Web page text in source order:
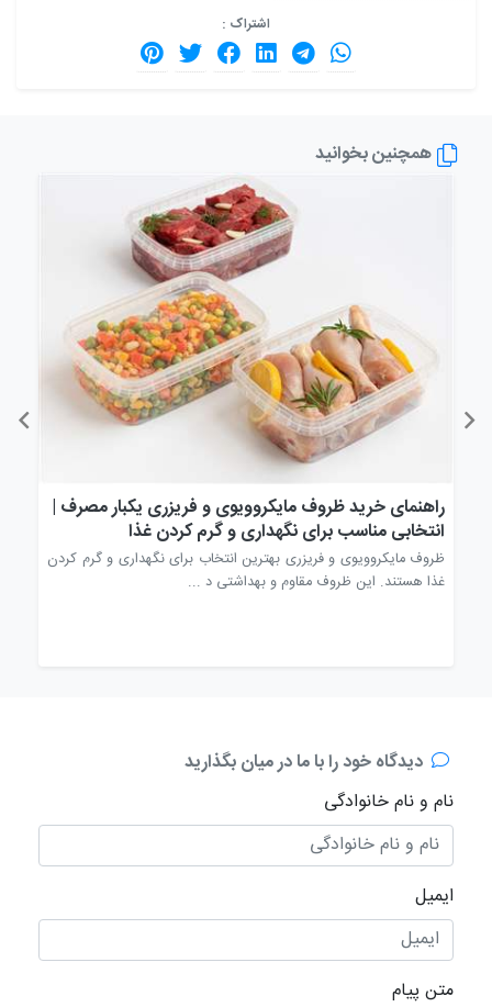
اشتراک :
همچنین بخوانید
راهنمای خرید ظروف مایکروویوی و فریزری یکبار مصرف |
انتخابی مناسب برای نگهداری و گرم کردن غذا
ظروف مایکروویوی و فریزری بهترین انتخاب برای نگهداری و گرم کردن
غذا هستند. این ظروف مقاوم و بهداشتی د ...
دیدگاه خود را با ما در میان بگذارید
نام و نام خانوادگی
ایمیل
متن پیام